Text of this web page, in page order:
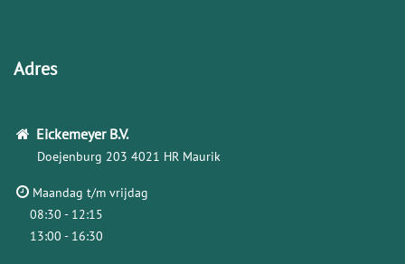
Adres
Eickemeyer B.V.
Doejenburg 203 4021 HR Maurik
Maandag t/m vrijdag
08:30 - 12:15
13:00 - 16:30